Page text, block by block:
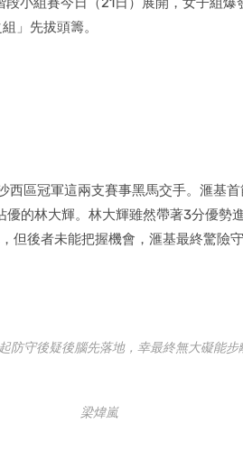
」先拔頭籌。
區冠軍這兩支賽事黑馬交手。滙基
的林大輝。林大輝雖然帶著3分優
後者未能把握機會，滙基最終驚險
防守後疑後腦先落地，幸最終無大礙能步
梁煒嵐